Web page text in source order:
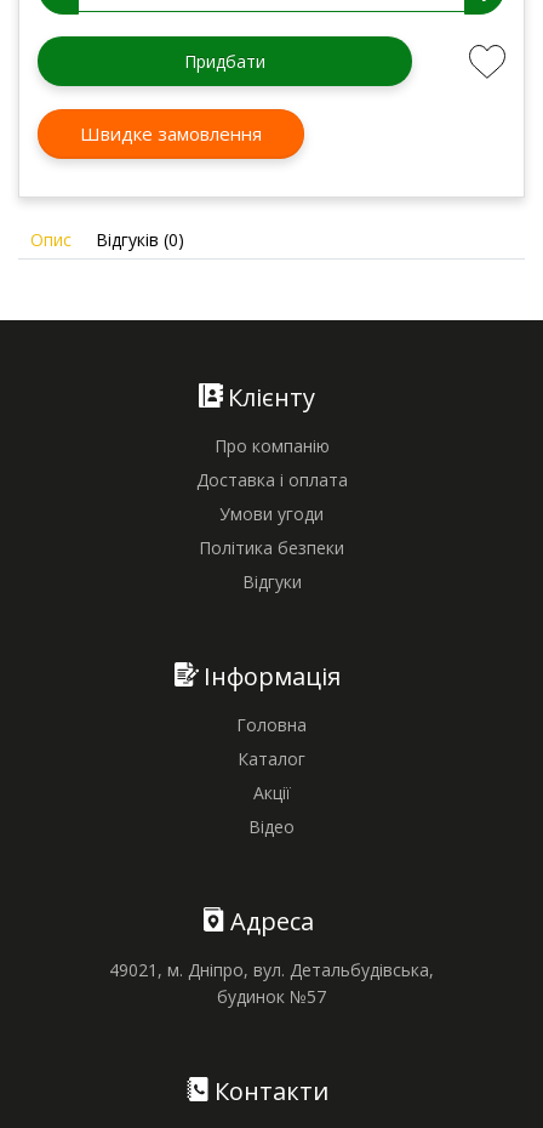
Придбати
Швидке замовлення
Опис Відгуків (0)
Клієнту
Про компанію
Доставка і оплата
Умови угоди
Політика безпеки
Відгуки
Інформація
Головна
Каталог
Акції
Відео
Адреса
49021, м. Дніпро, вул. Детальбудівська,
будинок №57
Контакти